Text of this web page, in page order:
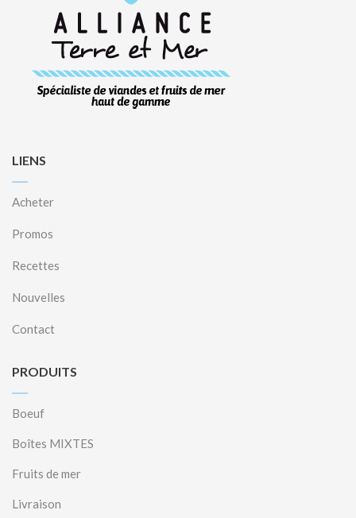
LIENS
Acheter
Promos
Recettes
Nouvelles
Contact
PRODUITS
Boeuf
Boîtes MIXTES
Fruits de mer
Livraison